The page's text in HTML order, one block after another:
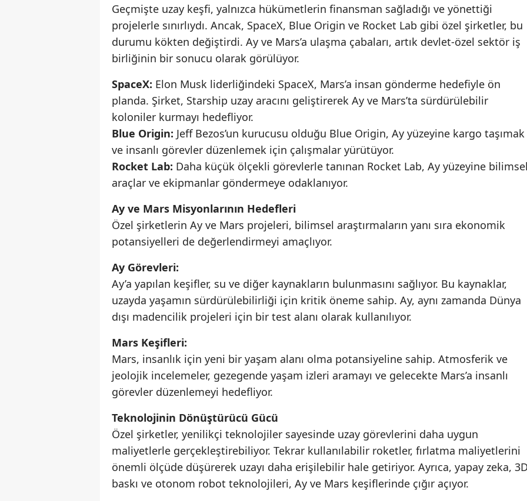
Geçmişte uzay keşfi, yalnızca hükümetlerin finansman sağladığı ve yönettiği
projelerle sınırlıydı. Ancak, SpaceX, Blue Origin ve Rocket Lab gibi özel şirketler, bu
durumu kökten değiştirdi. Ay ve Mars’a ulaşma çabaları, artık devlet-özel sektör iş
birliğinin bir sonucu olarak görülüyor.
SpaceX: Elon Musk liderliğindeki SpaceX, Mars’a insan gönderme hedefiyle ön
planda. Şirket, Starship uzay aracını geliştirerek Ay ve Mars’ta sürdürülebilir
koloniler kurmayı hedefliyor.
Blue Origin: Jeff Bezos’un kurucusu olduğu Blue Origin, Ay yüzeyine kargo taşımak
ve insanlı görevler düzenlemek için çalışmalar yürütüyor.
Rocket Lab: Daha küçük ölçekli görevlerle tanınan Rocket Lab, Ay yüzeyine
araçlar ve ekipmanlar göndermeye odaklanıyor.
Ay ve Mars Misyonlarının Hedefleri
Özel şirketlerin Ay ve Mars projeleri, bilimsel araştırmaların yanı sıra ekonomik
potansiyelleri de değerlendirmeyi amaçlıyor.
Ay Görevleri:
Ay’a yapılan keşifler, su ve diğer kaynakların bulunmasını sağlıyor. Bu kaynaklar,
uzayda yaşamın sürdürülebilirliği için kritik öneme sahip. Ay, aynı zamanda Dünya
dışı madencilik projeleri için bir test alanı olarak kullanılıyor.
Mars Keşifleri:
Mars, insanlık için yeni bir yaşam alanı olma potansiyeline sahip. Atmosferik ve
jeolojik incelemeler, gezegende yaşam izleri aramayı ve gelecekte Mars’a insanlı
görevler düzenlemeyi hedefliyor.
Teknolojinin Dönüştürücü Gücü
Özel şirketler, yenilikçi teknolojiler sayesinde uzay görevlerini daha uygun
maliyetlerle gerçekleştirebiliyor. Tekrar kullanılabilir roketler, fırlatma maliyetlerini
önemli ölçüde düşürerek uzayı daha erişilebilir hale getiriyor. Ayrıca, yapay zeka,
baskı ve otonom robot teknolojileri, Ay ve Mars keşiflerinde çığır açıyor.